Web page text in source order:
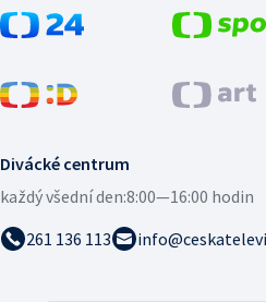
Divácké centrum
každý všední den:8:00—16:00 hodin
261 136 113